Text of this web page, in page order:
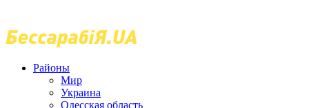
Районы
Мир
Украина
Одесская область